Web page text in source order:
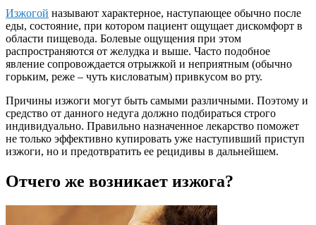
Изжогой называют характерное, наступающее обычно после
еды, состояние, при котором пациент ощущает дискомфорт в
области пищевода. Болевые ощущения при этом
распространяются от желудка и выше. Часто подобное
явление сопровождается отрыжкой и неприятным (обычно
горьким, реже – чуть кисловатым) привкусом во рту.
Причины изжоги могут быть самыми различными. Поэтому и
средство от данного недуга должно подбираться строго
индивидуально. Правильно назначенное лекарство поможет
не только эффективно купировать уже наступивший приступ
изжоги, но и предотвратить ее рецидивы в дальнейшем.
Отчего же возникает изжога?